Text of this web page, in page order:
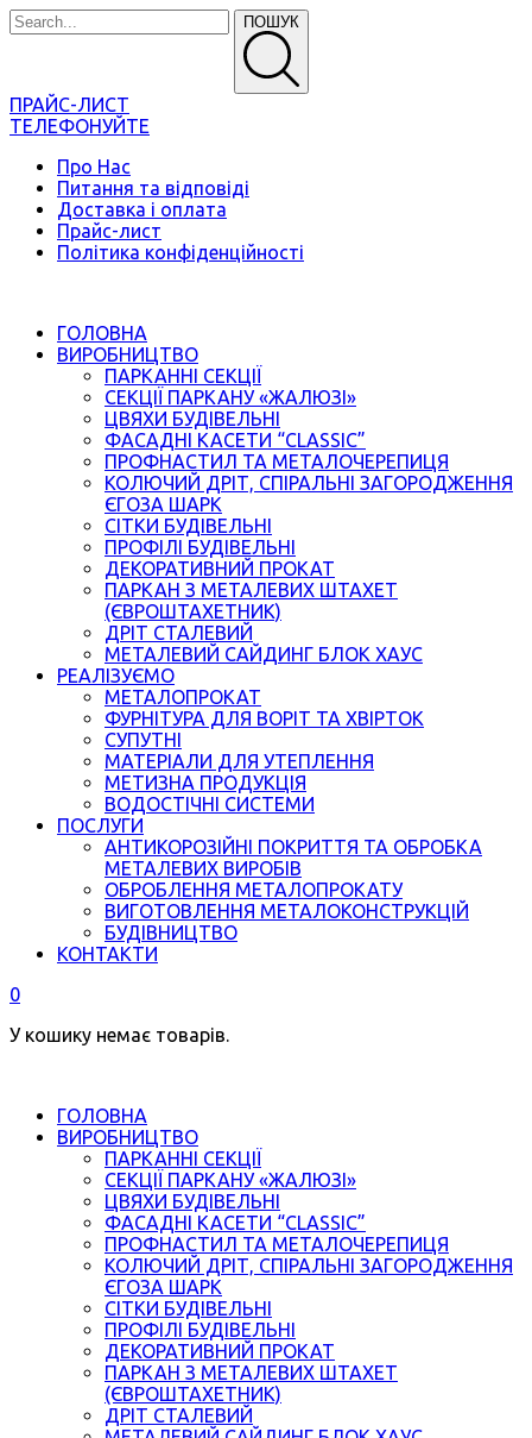
ПОШУК
ПРАЙС-ЛИСТ
ТЕЛЕФОНУЙТЕ
Про Нас
Питання та відповіді
Доставка і оплата
Прайс-лист
Політика конфіденційності
ГОЛОВНА
ВИРОБНИЦТВО
ПАРКАННІ СЕКЦІЇ
СЕКЦІЇ ПАРКАНУ «ЖАЛЮЗІ»
ЦВЯХИ БУДІВЕЛЬНІ
ФАСАДНІ КАСЕТИ “CLASSIC”
ПРОФНАСТИЛ ТА МЕТАЛОЧЕРЕПИЦЯ
КОЛЮЧИЙ ДРІТ, СПІРАЛЬНІ ЗАГОРОДЖЕННЯ
ЄГОЗА ШАРК
СІТКИ БУДІВЕЛЬНІ
ПРОФІЛІ БУДІВЕЛЬНІ
ДЕКОРАТИВНИЙ ПРОКАТ
ПАРКАН З МЕТАЛЕВИХ ШТАХЕТ
(ЄВРОШТАХЕТНИК)
ДРІТ СТАЛЕВИЙ
МЕТАЛЕВИЙ САЙДИНГ БЛОК ХАУС
РЕАЛІЗУЄМО
МЕТАЛОПРОКАТ
ФУРНІТУРА ДЛЯ ВОРІТ ТА ХВІРТОК
СУПУТНІ
МАТЕРІАЛИ ДЛЯ УТЕПЛЕННЯ
МЕТИЗНА ПРОДУКЦІЯ
ВОДОСТІЧНІ СИСТЕМИ
ПОСЛУГИ
АНТИКОРОЗІЙНІ ПОКРИТТЯ ТА ОБРОБКА
МЕТАЛЕВИХ ВИРОБІВ
ОБРОБЛЕННЯ МЕТАЛОПРОКАТУ
ВИГОТОВЛЕННЯ МЕТАЛОКОНСТРУКЦІЙ
БУДІВНИЦТВО
КОНТАКТИ
0
У кошику немає товарів.
ГОЛОВНА
ВИРОБНИЦТВО
ПАРКАННІ СЕКЦІЇ
СЕКЦІЇ ПАРКАНУ «ЖАЛЮЗІ»
ЦВЯХИ БУДІВЕЛЬНІ
ФАСАДНІ КАСЕТИ “CLASSIC”
ПРОФНАСТИЛ ТА МЕТАЛОЧЕРЕПИЦЯ
КОЛЮЧИЙ ДРІТ, СПІРАЛЬНІ ЗАГОРОДЖЕННЯ
ЄГОЗА ШАРК
СІТКИ БУДІВЕЛЬНІ
ПРОФІЛІ БУДІВЕЛЬНІ
ДЕКОРАТИВНИЙ ПРОКАТ
ПАРКАН З МЕТАЛЕВИХ ШТАХЕТ
(ЄВРОШТАХЕТНИК)
ДРІТ СТАЛЕВИЙ